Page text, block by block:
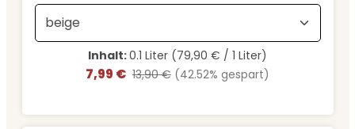
Inhalt:0.1 Liter (79,90 € / 1 Liter)
Verkaufspreis:
7,99 € Regulärer Preis:
13,90 € (42.52% gespart)